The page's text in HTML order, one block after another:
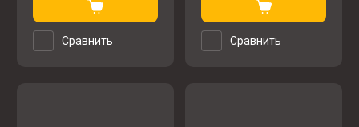
Сравнить Сравнить